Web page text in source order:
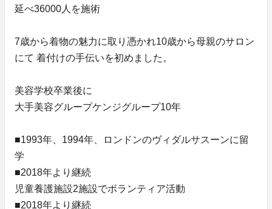
延べ36000人を施術
7歳から着物の魅力に取り憑かれ10歳から母親のサロン
にて 着付けの手伝いを初めました。
美容学校卒業後に
大手美容グループケンジグループ10年
■1993年、1994年、ロンドンのヴィダルサスーンに留
学
■2018年より継続
児童養護施設2施設でボランティア活動
■2018年より継続